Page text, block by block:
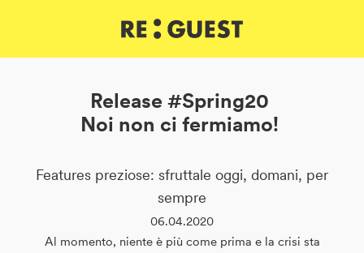
Release #Spring20
Noi non ci fermiamo!
Features preziose: sfruttale oggi, domani, per
sempre
06.04.2020
Al momento, niente è più come prima e la crisi sta